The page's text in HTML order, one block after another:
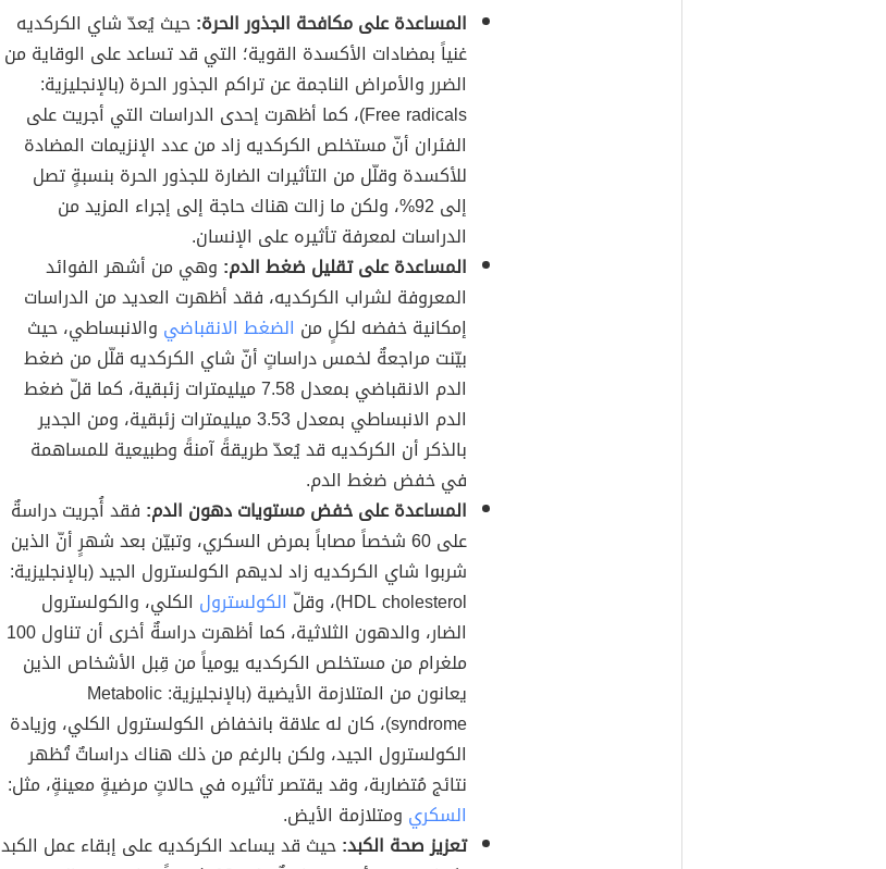
المساعدة على مكافحة الجذور الحرة:حيث يُعدّ شاي الكركديه
غنياً بمضادات الأكسدة القوية؛ التي قد تساعد على الوقاية من
الضرر والأمراض الناجمة عن تراكم الجذور الحرة (بالإنجليزية:
Free radicals)، كما أظهرت إحدى الدراسات التي أجريت على
الفئران أنّ مستخلص الكركديه زاد من عدد الإنزيمات المضادة
للأكسدة وقلّل من التأثيرات الضارة للجذور الحرة بنسبةٍ تصل
إلى 92%، ولكن ما زالت هناك حاجة إلى إجراء المزيد من
الدراسات لمعرفة تأثيره على الإنسان.
المساعدة على تقليل ضغط الدم: وهي من أشهر الفوائد
المعروفة لشراب الكركديه، فقد أظهرت العديد من الدراسات
إمكانية خفضه لكلٍ من الضغط الانقباضي والانبساطي، حيث
بيّنت مراجعةٌ لخمس دراساتٍ أنّ شاي الكركديه قلّل من ضغط
الدم الانقباضي بمعدل 7.58 ميليمترات زئبقية، كما قلّ ضغط
الدم الانبساطي بمعدل 3.53 ميليمترات زئبقية، ومن الجدير
بالذكر أن الكركديه قد يُعدّ طريقةً آمنةً وطبيعية للمساهمة
في خفض ضغط الدم.
المساعدة على خفض مستويات دهون الدم: فقد أُجريت دراسةٌ
على 60 شخصاً مصاباً بمرض السكري، وتبيّن بعد شهرٍ أنّ الذين
شربوا شاي الكركديه زاد لديهم الكولسترول الجيد (بالإنجليزية:
HDL cholesterol)، وقلّ
الكولسترول الكلي، والكولسترول
الضار، والدهون الثلاثية، كما أظهرت دراسةٌ أخرى أن تناول 100
ملغرام من مستخلص الكركديه يومياً من قِبل الأشخاص الذين
يعانون من المتلازمة الأيضية (بالإنجليزية: Metabolic
syndrome)، كان له علاقة بانخفاض الكولسترول الكلي، وزيادة
الكولسترول الجيد، ولكن بالرغم من ذلك هناك دراساتٌ تُظهر
نتائج مُتضاربة، وقد يقتصر تأثيره في حالاتٍ مرضيةٍ معينةٍ، مثل:
السكري ومتلازمة الأيض.
تعزيز صحة الكبد:حيث قد يساعد الكركديه على إبقاء عمل الكبد